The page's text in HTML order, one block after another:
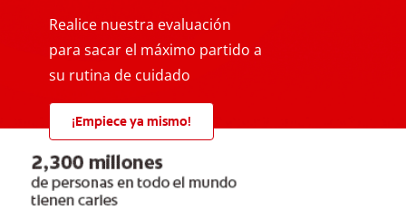
Realice nuestra evaluación
para sacar el máximo partido a
su rutina de cuidado
¡Empiece ya mismo!